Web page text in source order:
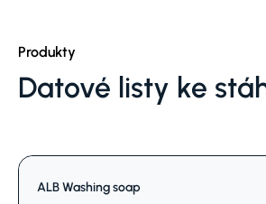
Produkty
Datové listy ke
ALB Washing soap